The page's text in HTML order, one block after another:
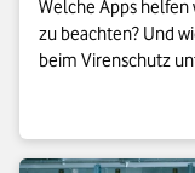
Welche Apps helfen
zu beachten? Und
beim Virenschutz